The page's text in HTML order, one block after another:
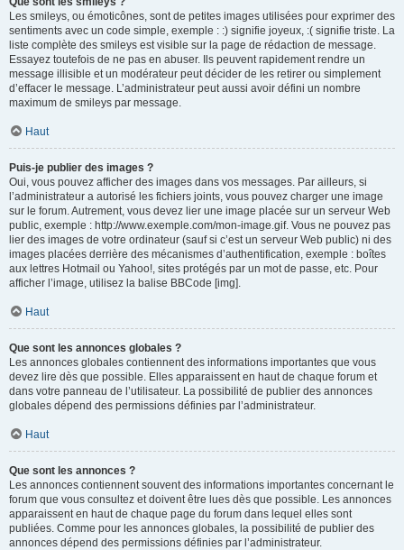
Les smileys, ou émoticônes, sont de petites images utilisées pour exprimer des
sentiments avec un code simple, exemple : :) signifie joyeux, :( signifie triste. La
liste complète des smileys est visible sur la page de rédaction de message.
Essayez toutefois de ne pas en abuser. Ils peuvent rapidement rendre un
message illisible et un modérateur peut décider de les retirer ou simplement
d’effacer le message. L’administrateur peut aussi avoir défini un nombre
maximum de smileys par message.
Haut
Puis-je publier des images ?
Oui, vous pouvez afficher des images dans vos messages. Par ailleurs, si
l’administrateur a autorisé les fichiers joints, vous pouvez charger une image
sur le forum. Autrement, vous devez lier une image placée sur un serveur Web
public, exemple : http://www.exemple.com/mon-image.gif. Vous ne pouvez pas
lier des images de votre ordinateur (sauf si c’est un serveur Web public) ni des
images placées derrière des mécanismes d’authentification, exemple : boîtes
aux lettres Hotmail ou Yahoo!, sites protégés par un mot de passe, etc. Pour
afficher l’image, utilisez la balise BBCode [img].
Haut
Que sont les annonces globales ?
Les annonces globales contiennent des informations importantes que vous
devez lire dès que possible. Elles apparaissent en haut de chaque forum et
dans votre panneau de l’utilisateur. La possibilité de publier des annonces
globales dépend des permissions définies par l’administrateur.
Haut
Que sont les annonces ?
Les annonces contiennent souvent des informations importantes concernant le
forum que vous consultez et doivent être lues dès que possible. Les annonces
apparaissent en haut de chaque page du forum dans lequel elles sont
publiées. Comme pour les annonces globales, la possibilité de publier des
annonces dépend des permissions définies par l’administrateur.